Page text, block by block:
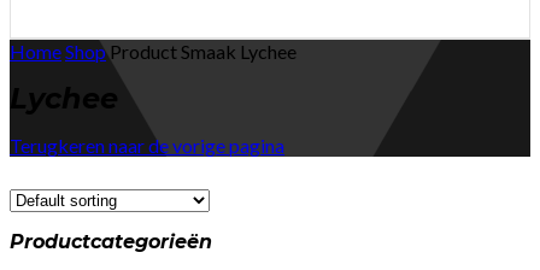
HomeShop Product Smaak Lychee
Lychee
Terugkeren naar de vorige pagina
Productcategorieën